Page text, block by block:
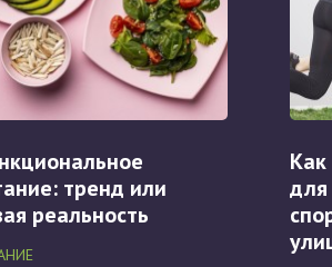
тренд или
реальность
Как
для